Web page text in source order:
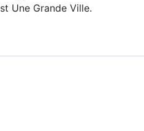
Une Grande Ville.